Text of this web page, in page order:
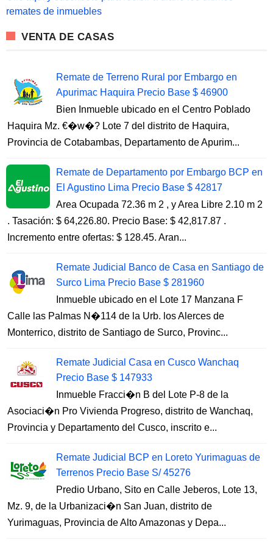
:remates de inmuebles
VENTA DE CASAS
Remate de Terreno Rural por Embargo en
Apurimac Haquira Precio Base $ 46900
Bien Inmueble ubicado en el Centro Poblado
Haquira Mz. €�w�? Lote 7 del distrito de Haquira,
Provincia de Cotabambas, Departamento de Apurim...
Remate de Departamento por Embargo BCP en
El Agustino Lima Precio Base $ 42817
Area Ocupada 72.36 m 2 , y Area Libre 2.10 m 2
. Tasación: $ 64,226.80. Precio Base: $ 42,817.87 .
Incremento entre ofertas: $ 128.45. Aran...
Remate Judicial Banco de Casa en Santiago de
Surco Lima Precio Base $ 281960
Inmueble ubicado en el Lote 17 Manzana F
Calle las Palmas N�114 de la Urb. los Alerces de
Monterrico, distrito de Santiago de Surco, Provinc...
Remate Judicial Casa en Cusco Wanchaq
Precio Base $ 147933
Inmueble Fracci�n B del Lote P-8 de la
Asociaci�n Pro Vivienda Progreso, distrito de Wanchaq,
Provincia y Departamento del Cusco, inscrito e...
Remate Judicial BCP en Loreto Yurimaguas de
Terrenos Precio Base S/ 45276
Predio Urbano, Sito en Calle Jeberos, Lote 13,
Mz. 9, de la Urbanizaci�n San Juan, distrito de
Yurimaguas, Provincia de Alto Amazonas y Depa...